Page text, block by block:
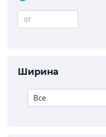
от
Ширина
Все